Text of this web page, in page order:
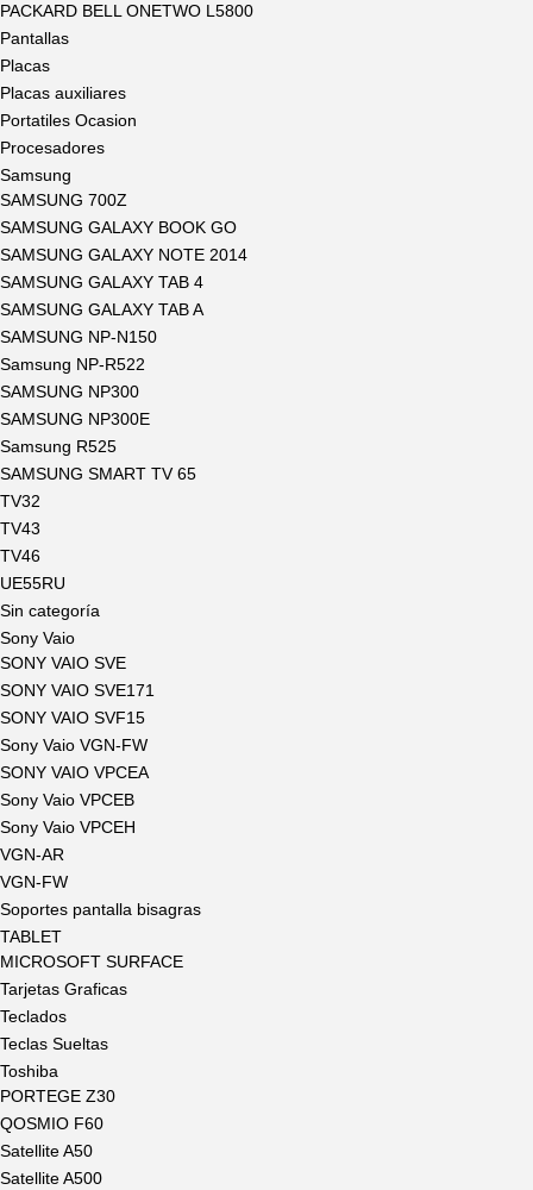
PACKARD BELL ONETWO L5800
Pantallas
Placas
Placas auxiliares
Portatiles Ocasion
Procesadores
Samsung
SAMSUNG 700Z
SAMSUNG GALAXY BOOK GO
SAMSUNG GALAXY NOTE 2014
SAMSUNG GALAXY TAB 4
SAMSUNG GALAXY TAB A
SAMSUNG NP-N150
Samsung NP-R522
SAMSUNG NP300
SAMSUNG NP300E
Samsung R525
SAMSUNG SMART TV 65
TV32
TV43
TV46
UE55RU
Sin categoría
Sony Vaio
SONY VAIO SVE
SONY VAIO SVE171
SONY VAIO SVF15
Sony Vaio VGN-FW
SONY VAIO VPCEA
Sony Vaio VPCEB
Sony Vaio VPCEH
VGN-AR
VGN-FW
Soportes pantalla bisagras
TABLET
MICROSOFT SURFACE
Tarjetas Graficas
Teclados
Teclas Sueltas
Toshiba
PORTEGE Z30
QOSMIO F60
Satellite A50
Satellite A500